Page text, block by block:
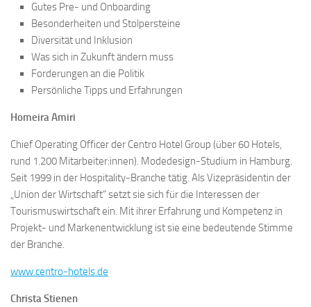
Gutes Pre- und Onboarding
Besonderheiten und Stolpersteine
Diversität und Inklusion
Was sich in Zukunft ändern muss
Forderungen an die Politik
Persönliche Tipps und Erfahrungen
Homeira Amiri
Chief Operating Officer der Centro Hotel Group (über 60 Hotels,
rund 1.200 Mitarbeiter:innen). Modedesign-Studium in Hamburg.
Seit 1999 in der Hospitality-Branche tätig. Als Vizepräsidentin der
„Union der Wirtschaft“ setzt sie sich für die Interessen der
Tourismuswirtschaft ein. Mit ihrer Erfahrung und Kompetenz in
Projekt- und Markenentwicklung ist sie eine bedeutende Stimme
der Branche.
www.centro-hotels.de
Christa Stienen